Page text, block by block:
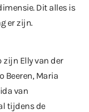
Dit alles is
er zijn.
zijn Elly van der
Beeren, Maria
van
tijdens de